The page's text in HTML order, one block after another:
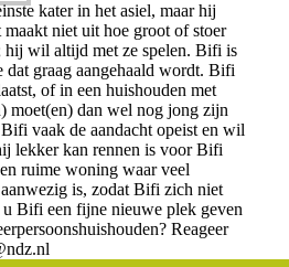
kater in het asiel, maar hij
niet uit hoe groot of stoer
hij wil altijd met ze spelen. Bifi is
dat graag aangehaald wordt. Bifi
of in een huishouden met
moet(en) dan wel nog jong zijn
vaak de aandacht opeist en wil
lekker kan rennen is voor Bifi
ruime woning waar veel
is, zodat Bifi zich niet
Bifi een fijne nieuwe plek geven
Reageer